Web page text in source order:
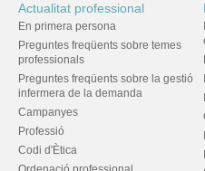
Actualitat professional
En primera persona
Preguntes freqüents sobre temes
professionals
Preguntes freqüents sobre la gestió
infermera de la demanda
Campanyes
Professió
Codi d'Ètica